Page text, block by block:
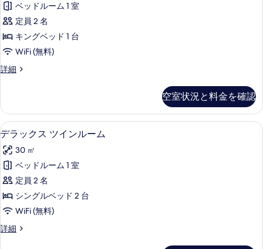
室
の
り
込
み
ク
テ
ィ
ブ
ル
ム
の
す
べ
て
の
写
真
を
ベッドルーム 1 室
定員 2 名
キングベッド 1 台
WiFi (無料)
詳細
エ
テ
ィ
ブ
ー
ム
詳
細
空室状況と料金を確認
デ
ラ
ッ
ク
ス
ツ
イ
ン
高級寝具、羽毛の掛け布団、ミニバ
6
デラックス ツインルーム
30 ㎡
ベッドルーム 1 室
定員 2 名
シングルベッド 2 台
WiFi (無料)
詳細
デ